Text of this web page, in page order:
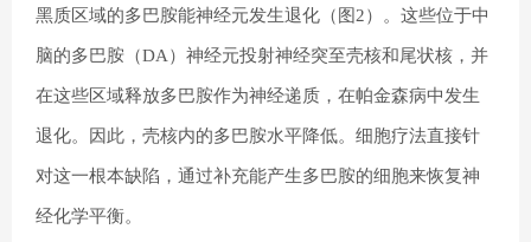
黑质区域的多巴胺能神经元发生退化（图2）。这些位于中
脑的多巴胺（DA）神经元投射神经突至壳核和尾状核，并
在这些区域释放多巴胺作为神经递质，在帕金森病中发生
退化。因此，壳核内的多巴胺水平降低。细胞疗法直接针
对这一根本缺陷，通过补充能产生多巴胺的细胞来恢复神
经化学平衡。